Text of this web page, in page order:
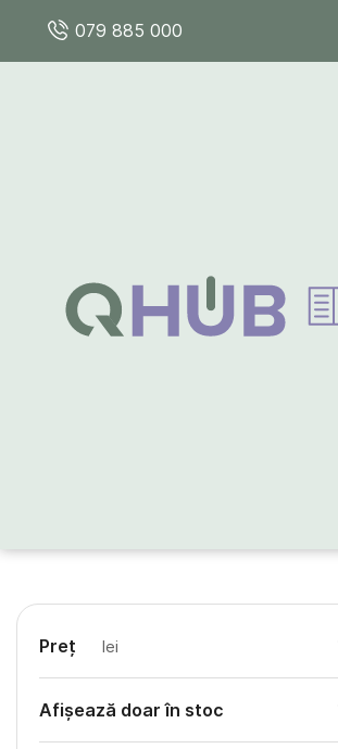
079 885 000
Preț lei
Afișează doar în stoc